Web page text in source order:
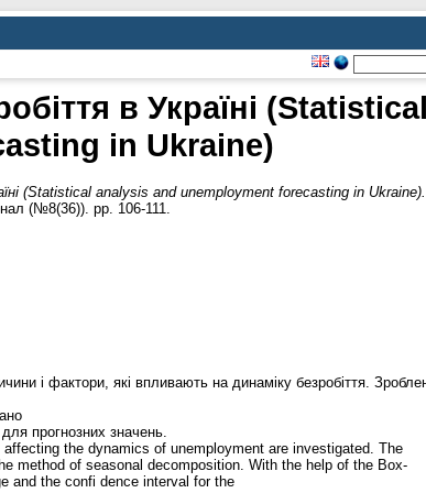
в Україні (Statistical
in Ukraine)
(Statistical analysis and unemployment forecasting in Ukraine).
(№8(36)). pp. 106-111.
і фактори, які впливають на динаміку безробіття.
прогнозних значень.
the dynamics of unemployment are investigated. The
method of seasonal decomposition. With the help of the Box-
and the confi dence interval for the